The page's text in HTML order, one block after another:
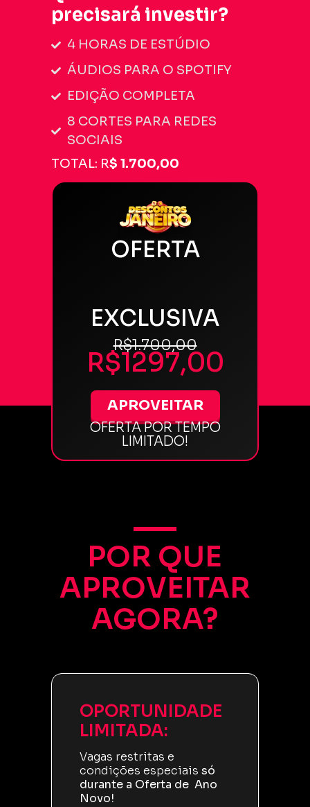
precisará investir?
4 HORAS DE ESTÚDIO
ÁUDIOS PARA O SPOTIFY
EDIÇÃO COMPLETA
8 CORTES PARA REDES
SOCIAIS
TOTAL: R$ 1.700,00
OFERTA
EXCLUSIVA
R$1.700,00
R$1297,00
APROVEITAR
OFERTA POR TEMPO
LIMITADO!
POR QUE
APROVEITAR
AGORA?
OPORTUNIDADE
LIMITADA:
Vagas restritas e
condições especiais só
durante a Oferta de Ano
Novo!